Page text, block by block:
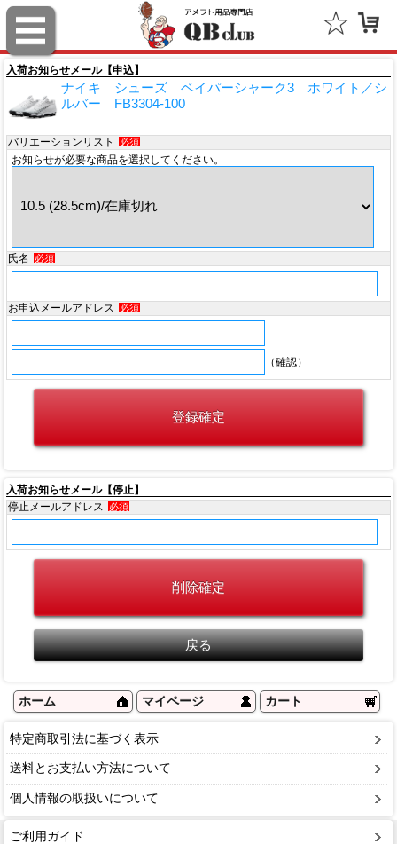
入荷お知らせメール【申込】
ナイキ シューズ ベイパーシャーク3 ホワイト／シ
ルバー FB3304-100
バリエーションリスト 必須
お知らせが必要な商品を選択してください。
氏名 必須
お申込メールアドレス 必須
（確認）
入荷お知らせメール【停止】
停止メールアドレス
必須
ホーム マイページ カート
特定商取引法に基づく表示
送料とお支払い方法について
個人情報の取扱いについて
ご利用ガイド
スポルディング（SPALDING）
ミッチェル＆ネス（Mitchell & Ness）
ポータフォン（PORTAPHONE）
ギルマンギア（Gilman Gear）
すべて